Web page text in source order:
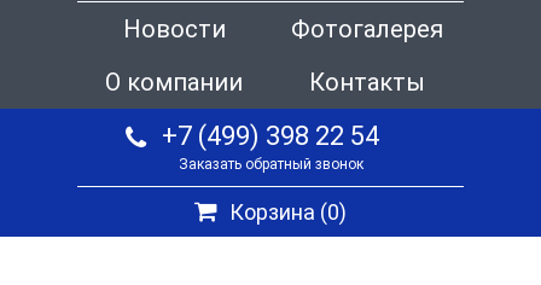
Новости
Фотогалерея
О компании
Контакты
+7 (499) 398 22 54
Заказать обратный звонок
Корзина (0)